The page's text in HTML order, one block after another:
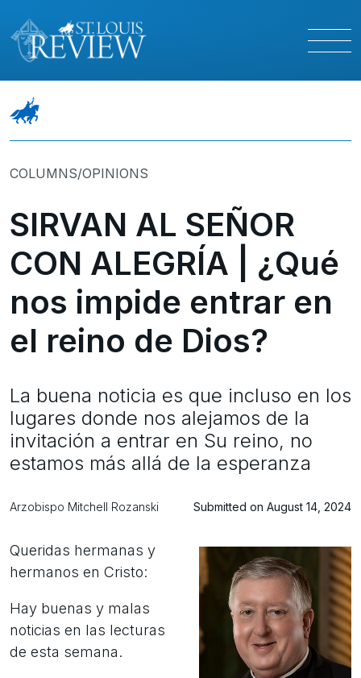
COLUMNS/OPINIONS
SIRVAN AL SEÑOR
CON ALEGRÍA | ¿Qué
nos impide entrar en
el reino de Dios?
La buena noticia es que incluso en los
lugares donde nos alejamos de la
invitación a entrar en Su reino, no
estamos más allá de la esperanza
Arzobispo Mitchell Rozanski Submitted on August 14, 2024
Queridas hermanas y
hermanos en Cristo:
Hay buenas y malas
noticias en las lecturas
de esta semana.